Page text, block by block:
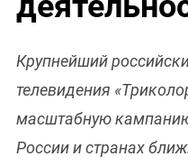
Крупнейший
телевидения
масштабную
России и странах